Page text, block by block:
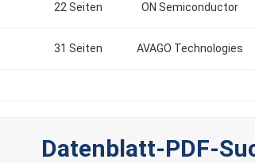
22 Seiten ON Semiconductor
31 Seiten AVAGO Technologies
Datenblatt-PDF-